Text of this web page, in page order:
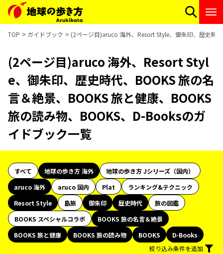
TOP ガイドブック (2ページ目)aruco 海外、Resort Style、御朱印、歴史時
(2ページ目)aruco 海外、Resort Styl
e、御朱印、歴史時代、BOOKS 旅の名
言＆絶景、BOOKS 旅と健康、BOOKS
旅の読み物、BOOKS、D-Booksのガ
イドブック一覧
すべて 地球の歩き方 海外
地球の歩き方 Jシリーズ（国内）
aruco 海外
aruco 国内 Plat
ランキング&テクニック
Resort Style
島旅 御朱印 歴史時代
旅の図鑑
BOOKS スペシャルコラボ
BOOKS 旅の名言＆絶景
BOOKS 旅と健康
BOOKS 旅の読み物 BOOKS
D-Books
絞り込み条件を追加